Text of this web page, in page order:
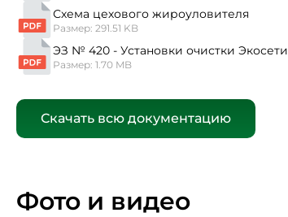
Схема цехового жироуловителя
Размер: 291.51 KB
ЭЗ № 420 - Установки очистки Экосети
Размер: 1.70 MB
Скачать всю документацию
Фото и видео